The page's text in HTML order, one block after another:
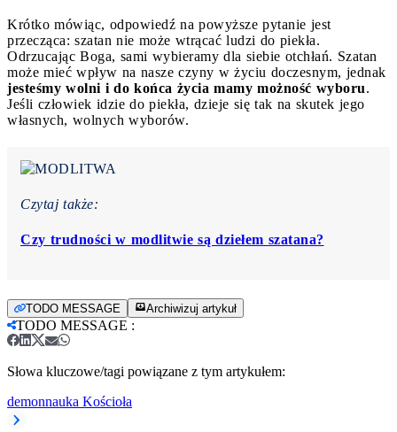
Krótko mówiąc, odpowiedź na powyższe pytanie jest
przecząca: szatan nie może wtrącać ludzi do piekła.
Odrzucając Boga, sami wybieramy dla siebie otchłań. Szatan
może mieć wpływ na nasze czyny w życiu doczesnym, jednak
jesteśmy wolni i do końca życia mamy możność wyboru.
Jeśli człowiek idzie do piekła, dzieje się tak na skutek jego
własnych, wolnych wyborów.
Czytaj także:
Czy trudności w modlitwie są dziełem szatana?
TODO MESSAGE Archiwizuj artykuł
TODO MESSAGE :
Słowa kluczowe/tagi powiązane z tym artykułem:
demonnauka Kościoła